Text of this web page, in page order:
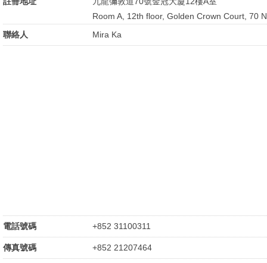
Room A, 12th floor, Golden Crown Court, 70
聯絡人
Mira Ka
電話號碼 +852 31100311
傳真號碼 +852 21207464